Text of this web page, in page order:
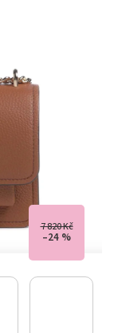
7 820 Kč
–24 %